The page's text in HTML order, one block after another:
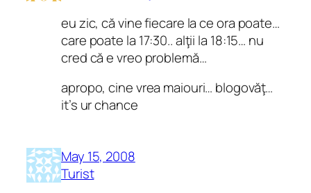
eu zic, că vine fiecare la ce ora poate…
care poate la 17:30.. alţii la 18:15… nu
cred că e vreo problemă…
apropo, cine vrea maiouri… blogovăţ…
it’s ur chance
May 15, 2008
Turist